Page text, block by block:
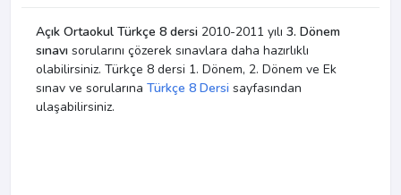
Açık Ortaokul Türkçe 8 dersi 2010-2011 yılı 3. Dönem
sınavı sorularını çözerek sınavlara daha hazırlıklı
olabilirsiniz. Türkçe 8 dersi 1. Dönem, 2. Dönem ve Ek
sınav ve sorularına Türkçe 8 Dersi sayfasından
ulaşabilirsiniz.